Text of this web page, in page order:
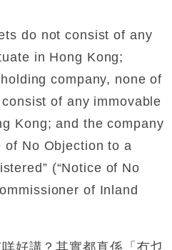
do not consist of any
in Hong Kong;
company, none of
of any immovable
Kong; and the company
of No Objection to a
(“Notice of No
of Inland
好講？其實都真係「冇乜